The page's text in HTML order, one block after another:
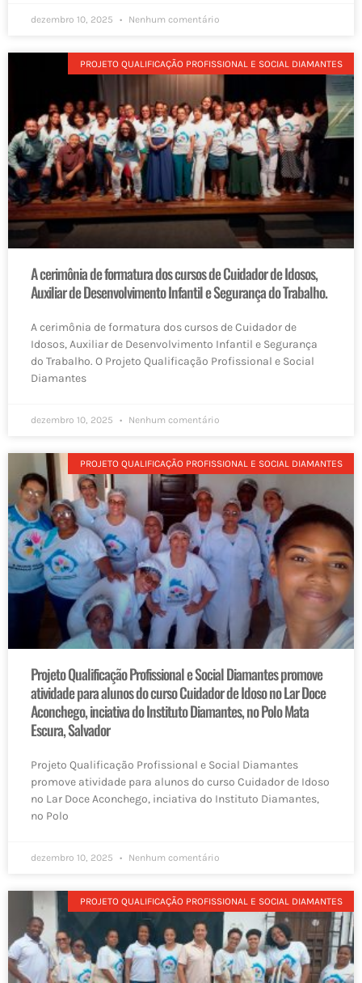
dezembro 10, 2025 Nenhum comentário
PROJETO QUALIFICAÇÃO PROFISSIONAL E SOCIAL DIAMANTES
A cerimônia de formatura dos cursos de Cuidador de Idosos,
Auxiliar de Desenvolvimento Infantil e Segurança do Trabalho.
A cerimônia de formatura dos cursos de Cuidador de
Idosos, Auxiliar de Desenvolvimento Infantil e Segurança
do Trabalho. O Projeto Qualificação Profissional e Social
Diamantes
dezembro 10, 2025 Nenhum comentário
PROJETO QUALIFICAÇÃO PROFISSIONAL E SOCIAL DIAMANTES
Projeto Qualificação Profissional e Social Diamantes promove
atividade para alunos do curso Cuidador de Idoso no Lar Doce
Aconchego, inciativa do Instituto Diamantes, no Polo Mata
Escura, Salvador
Projeto Qualificação Profissional e Social Diamantes
promove atividade para alunos do curso Cuidador de Idoso
no Lar Doce Aconchego, inciativa do Instituto Diamantes,
no Polo
dezembro 10, 2025 Nenhum comentário
PROJETO QUALIFICAÇÃO PROFISSIONAL E SOCIAL DIAMANTES